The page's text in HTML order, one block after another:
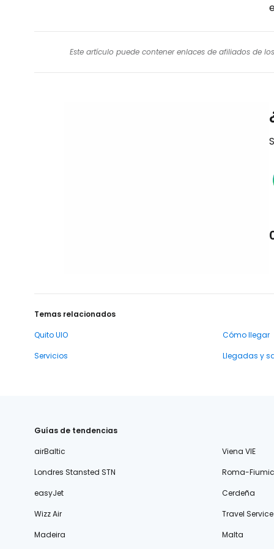
Este artículo puede contener enlaces de afiliados de
Temas relacionados
Quito UIO
Cómo llegar
Servicios
Llegadas y
Guías de tendencias
airBaltic
Viena VIE
Londres Stansted STN
Roma-
easyJet
Cerdeña
Wizz Air
Travel Service
Madeira
Malta